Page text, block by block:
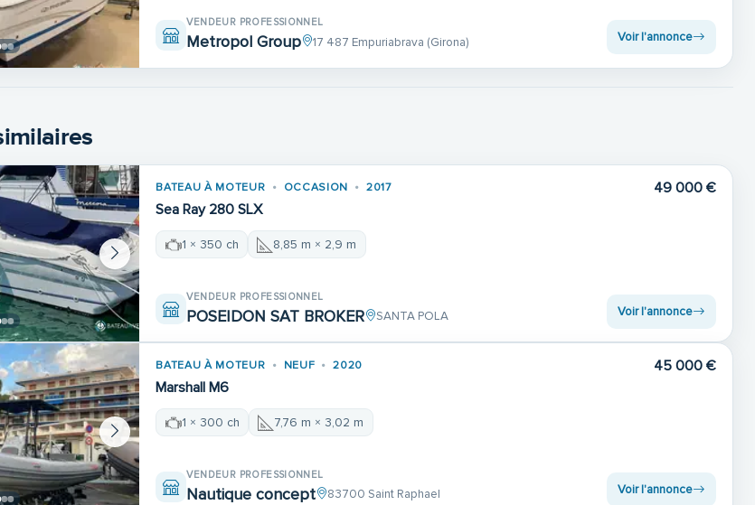
VENDEUR PROFESSIONNEL
Metropol Group 17 487 Empuriabrava (Girona) Voir l'annonce
BATEAU À MOTEUR OCCASION 2017
Sea Ray 280 SLX
49 000 €
1 × 350 ch 8,85 m × 2,9 m
VENDEUR PROFESSIONNEL
POSEIDON SAT BROKER SANTA POLA Voir l'annonce
BATEAU À MOTEUR NEUF 2020
Marshall M6
45 000 €
1 × 300 ch 7,76 m × 3,02 m
VENDEUR PROFESSIONNEL
Nautique concept 83700 Saint Raphael Voir l'annonce